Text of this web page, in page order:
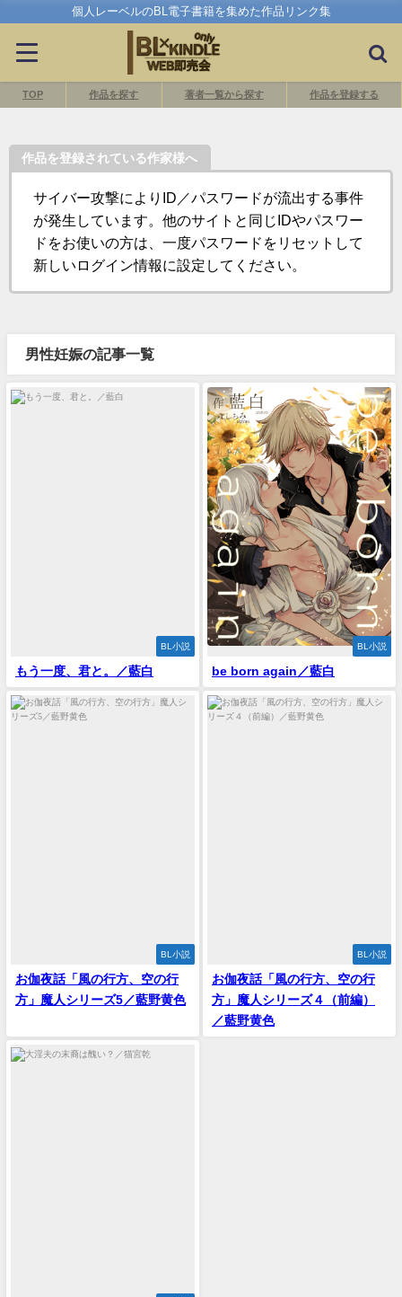
個人レーベルのBL電子書籍を集めた作品リンク集
TOP 作品を探す 著者一覧から探す 作品を登録する
作品を登録されている作家様へ
サイバー攻撃によりID／パスワードが流出する事件
が発生しています。他のサイトと同じIDやパスワー
ドをお使いの方は、一度パスワードをリセットして
新しいログイン情報に設定してください。
男性妊娠の記事一覧
BL小説
もう一度、君と。／藍白
BL小説
be born again／藍白
BL小説
お伽夜話「風の行方、空の行
方」魔人シリーズ5／藍野黄色
BL小説
お伽夜話「風の行方、空の行
方」魔人シリーズ４（前編）
／藍野黄色